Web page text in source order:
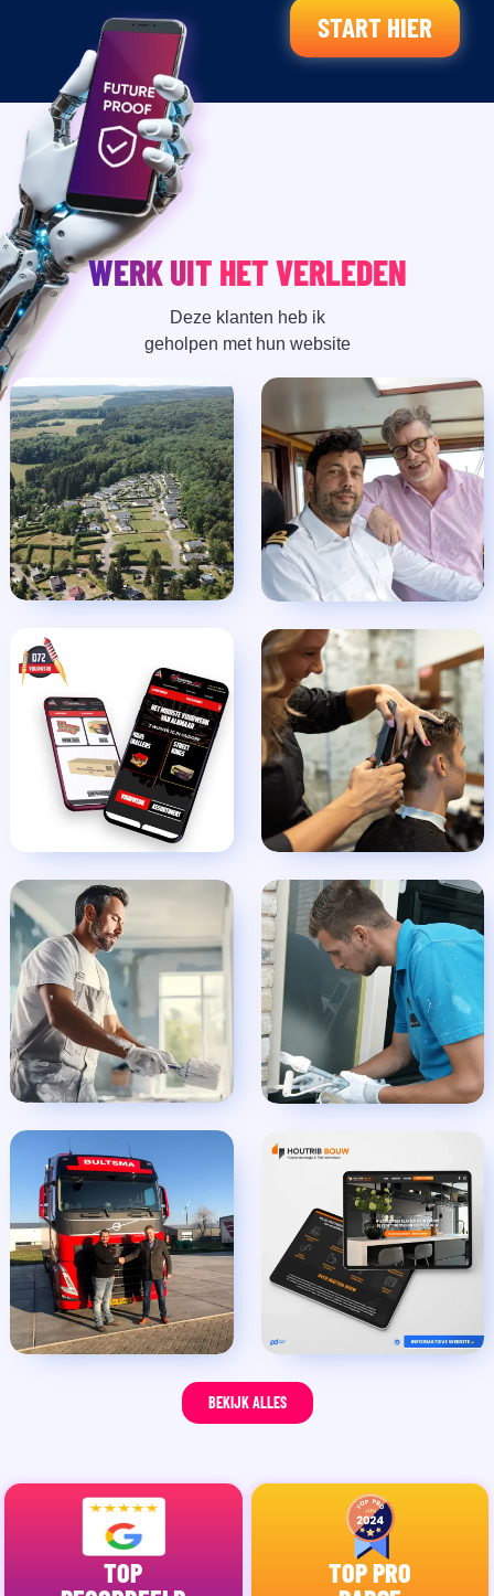
START HIER
WERK UIT HET VERLEDEN
Deze klanten heb ik
geholpen met hun website
BEKIJK ALLES
TOP
TOP PRO